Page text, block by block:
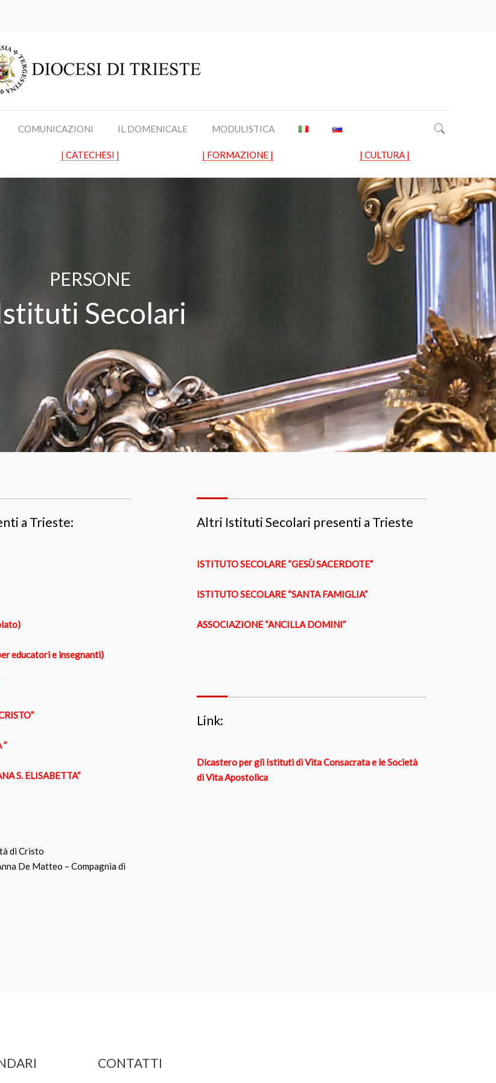
COMUNICAZIONI IL DOMENICALE MODULISTICA
| CATECHESI | | FORMAZIONE | | CULTURA |
PERSONE
Secolari
a Trieste:
educatori e insegnanti)
”
S. ELISABETTA”
di Cristo
De Matteo – Compagnia di
Altri Istituti Secolari presenti a Trieste
ISTITUTO SECOLARE “GESÙ SACERDOTE”
ISTITUTO SECOLARE “SANTA FAMIGLIA”
ASSOCIAZIONE “ANCILLA DOMINI”
Link:
Dicastero per gli Istituti di Vita Consacrata e le Società
di Vita Apostolica
CONTATTI